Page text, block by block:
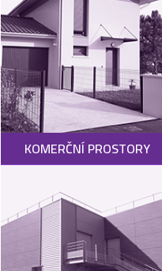
KOMERČNÍ PROSTORY
SLUŽBY
NABÍDNOUT
NEMOVITOST
POPTAT
NEMOVITOST
VÝKUP
NEMOVITOSTÍ
SPONZORUJEME